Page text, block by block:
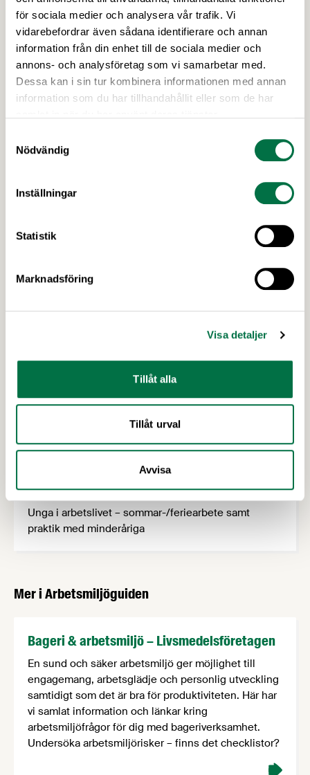
för sociala medier och analysera vår trafik. Vi
vidarebefordrar även sådana identifierare och annan
information från din enhet till de sociala medier och
annons- och analysföretag som vi samarbetar med.
Dessa kan i sin tur kombinera informationen med annan
information som du har tillhandahållit eller som de har
Nödvändig
Inställningar
Statistik
Marknadsföring
Visa detaljer
Tillåt alla
Tillåt urval
Avvisa
Dator- och bildskärmsarbete
Elektromagnetiska fält
Ensamarbete
Ergonomi
Fördelning av arbetsmiljöuppgifter
Företagshälsovård
Hälsofrämjande ledarskap
Kränkande särbehandling & diskriminering
Arbetsmiljö (LIA)
Medicinska kontroller och hälsoundersökningar
Samordningsansvar
Sanktionsavgifter, böter, straff och vite
Skyddskommitté
Skyddsombudets roll
Statistik – arbetsmiljö
Systematiskt arbetsmiljöarbete – SAM
Truckar
Unga i arbetslivet – sommar-/feriearbete samt
praktik med minderåriga
Mer i Arbetsmiljöguiden
Bageri & arbetsmiljö – Livsmedelsföretagen
En sund och säker arbetsmiljö ger möjlighet till
engagemang, arbetsglädje och personlig utveckling
samtidigt som det är bra för produktiviteten. Här har
vi samlat information och länkar kring
arbetsmiljöfrågor för dig med bageriverksamhet.
Undersöka arbetsmiljörisker – finns det checklistor?